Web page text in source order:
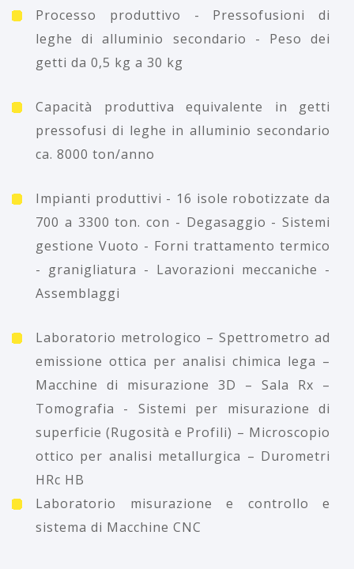
Processo produttivo - Pressofusioni di
leghe di alluminio secondario - Peso dei
getti da 0,5 kg a 30 kg
Capacità produttiva equivalente in getti
pressofusi di leghe in alluminio secondario
ca. 8000 ton/anno
Impianti produttivi - 16 isole robotizzate da
700 a 3300 ton. con - Degasaggio - Sistemi
gestione Vuoto - Forni trattamento termico
- granigliatura - Lavorazioni meccaniche -
Assemblaggi
Laboratorio metrologico – Spettrometro ad
emissione ottica per analisi chimica lega –
Macchine di misurazione 3D – Sala Rx –
Tomografia - Sistemi per misurazione di
superficie (Rugosità e Profili) – Microscopio
ottico per analisi metallurgica – Durometri
HRc HB
Laboratorio misurazione e controllo e
sistema di Macchine CNC